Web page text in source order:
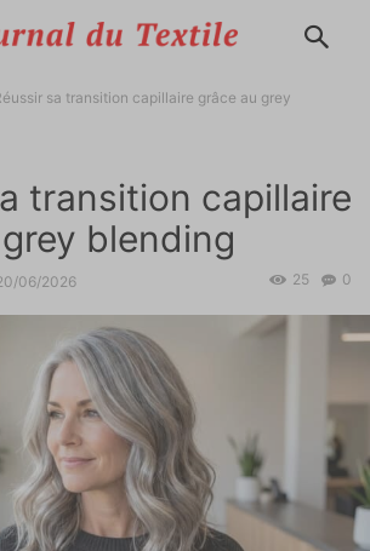
sa transition capillaire grâce au grey
transition capillaire
blending
06/2026 0
25